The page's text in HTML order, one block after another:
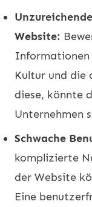
Website:
Informationen
Kultur und die
diese, könnte
Unternehmen
Schwache
komplizierte
der Website
Eine